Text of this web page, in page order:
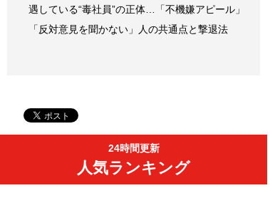
遇している“毒社員”の正体…「不機嫌アピール」
「反対意見を聞かない」人の共通点と撃退法
24時間更新
人気ランキング